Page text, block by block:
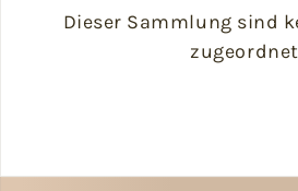
Dieser Sammlung sind
zugeordnet